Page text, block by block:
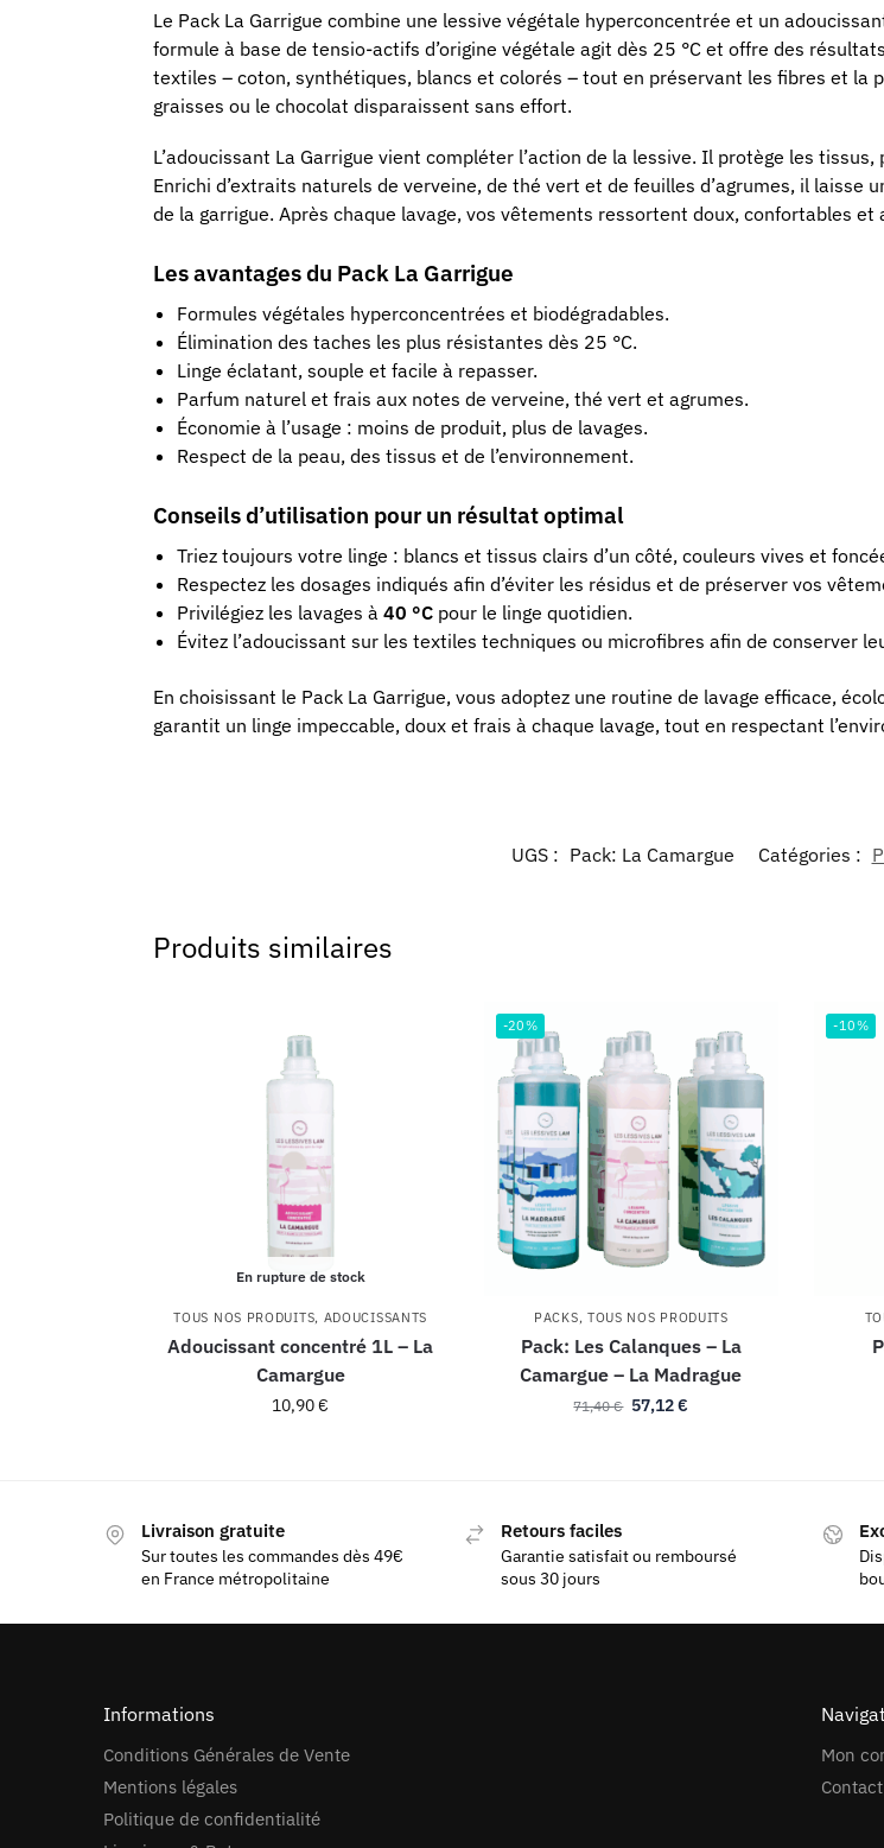
Le Pack La Garrigue combine une lessive végétale hyperconcentrée et un
formule à base de tensio-actifs d’origine végétale agit dès 25 °C et offre des
textiles – coton, synthétiques, blancs et colorés – tout en préservant les fibres et la
graisses ou le chocolat disparaissent sans effort.
L’adoucissant La Garrigue vient compléter l’action de la lessive. Il protège les
Enrichi d’extraits naturels de verveine, de thé vert et de feuilles d’agrumes, il
de la garrigue. Après chaque lavage, vos vêtements ressortent doux, confortables et
Les avantages du Pack La Garrigue
Formules végétales hyperconcentrées et biodégradables.
Élimination des taches les plus résistantes dès 25 °C.
Linge éclatant, souple et facile à repasser.
Parfum naturel et frais aux notes de verveine, thé vert et agrumes.
Économie à l’usage : moins de produit, plus de lavages.
Respect de la peau, des tissus et de l’environnement.
Conseils d’utilisation pour un résultat optimal
Triez toujours votre linge : blancs et tissus clairs d’un côté, couleurs vives et
Respectez les dosages indiqués afin d’éviter les résidus et de préserver vos
Privilégiez les lavages à 40 °Cpour le linge quotidien.
Évitez l’adoucissant sur les textiles techniques ou microfibres afin de conserver
En choisissant le Pack La Garrigue, vous adoptez une routine de lavage efficace,
garantit un linge impeccable, doux et frais à chaque lavage, tout en respectant
UGS : Pack: La Camargue Catégories :
Produits similaires
En rupture de stock
TOUS NOS PRODUITS, ADOUCISSANTS
Adoucissant concentré 1L – La
Camargue
10,90€
-20%
PACKS, TOUS NOS PRODUITS
Pack: Les Calanques – La
Camargue – La Madrague
71,40€ 57,12€
-10%
Livraison gratuite
Sur toutes les commandes dès 49€
en France métropolitaine
Retours faciles
Garantie satisfait ou remboursé
sous 30 jours
Informations
Conditions Générales de Vente
Mentions légales
Politique de confidentialité
Mon
Contact